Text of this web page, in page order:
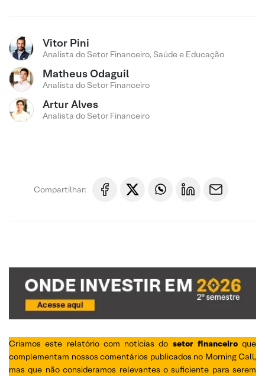
Vitor Pini
Analista do Setor Financeiro, Saúde e Educação
Matheus Odaguil
Analista do Setor Financeiro
Artur Alves
Analista do Setor Financeiro
Compartilhar:
Criamos este relatório com notícias do setor financeiroque
complementam nossos comentários publicados no Morning Call,
mas que não consideramos relevantes o suficiente para serem